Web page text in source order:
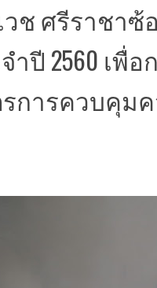
ช ศรีราชา
ปี 2560 เพื่
การควบคุม